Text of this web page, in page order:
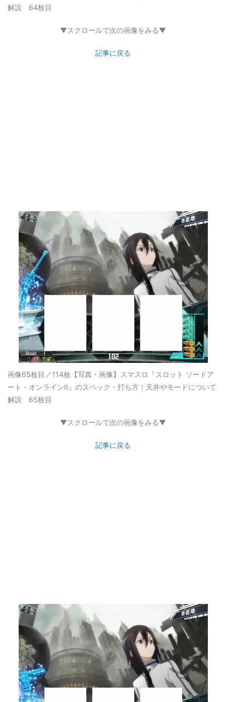
解説 64枚目
▼スクロールで次の画像をみる▼
記事に戻る
画像65枚目／114枚 【写真・画像】スマスロ『スロット ソードア
ート・オンラインII』のスペック・打ち方｜天井やモードについて
解説 65枚目
▼スクロールで次の画像をみる▼
記事に戻る